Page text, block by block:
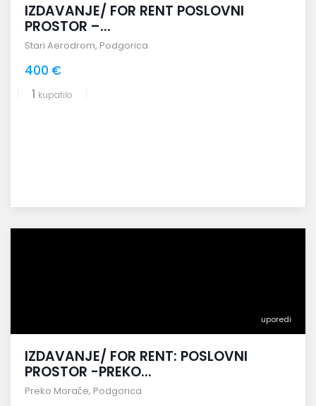
IZDAVANJE/ FOR RENT POSLOVNI
PROSTOR –...
Stari Aerodrom, Podgorica
400 €
1 kupatilo
uporedi
IZDAVANJE/ FOR RENT: POSLOVNI
PROSTOR -PREKO...
Preko Morače, Podgorica